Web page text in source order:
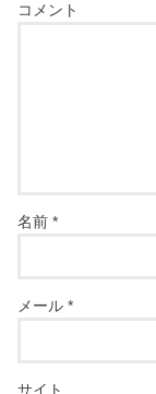
コメント
名前*
メール*
サイト